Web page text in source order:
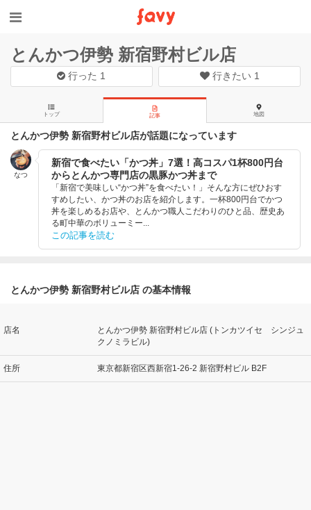
とんかつ伊勢 新宿野村ビル店
行った 1 行きたい 1
トップ 記事 地図
とんかつ伊勢 新宿野村ビル店が話題になっています
なつ
新宿で食べたい「かつ丼」7選！高コスパ1杯800円台
からとんかつ専門店の黒豚かつ丼まで
「新宿で美味しい“かつ丼”を食べたい！」そんな方にぜひおす
すめしたい、かつ丼のお店を紹介します。一杯800円台でかつ
丼を楽しめるお店や、とんかつ職人こだわりのひと品、歴史あ
る町中華のボリューミー...
この記事を読む
とんかつ伊勢 新宿野村ビル店 の基本情報
店名
とんかつ伊勢 新宿野村ビル店 (トンカツイセ シンジュ
クノミラビル)
住所 東京都新宿区西新宿1-26-2 新宿野村ビル B2F